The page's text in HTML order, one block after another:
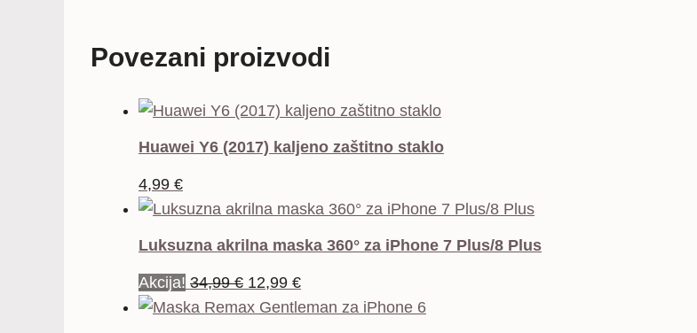
Povezani proizvodi
Huawei Y6 (2017) kaljeno zaštitno staklo
4,99 €
Luksuzna akrilna maska 360° za iPhone 7 Plus/8 Plus
Akcija! 34,99€ Izvorna
cijena
12,99 €Trenutna
cijena